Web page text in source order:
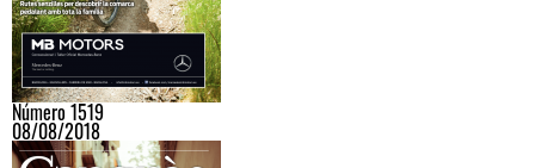
Número 1519
08/08/2018